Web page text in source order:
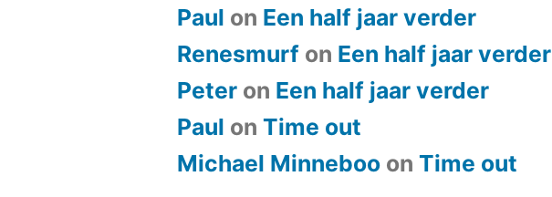
Paul on Een half jaar verder
Renesmurf on Een half jaar verder
Peter on Een half jaar verder
Paul on​Time out
Michael Minneboo on​Time out